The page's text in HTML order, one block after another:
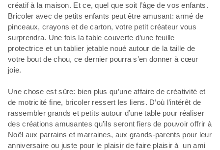
créatif à la maison. Et ce, quel que soit l’âge de vos enfants.
Bricoler avec de petits enfants peut être amusant: armé de
pinceaux, crayons et de carton, votre petit créateur vous
surprendra. Une fois la table couverte d’une feuille
protectrice et un tablier jetable noué autour de la taille de
votre bout de chou, ce dernier pourra s’en donner à cœur
joie.
Une chose est sûre: bien plus qu’une affaire de créativité et
de motricité fine, bricoler ressert les liens. D’où l’intérêt de
rassembler grands et petits autour d’une table pour réaliser
des créations amusantes qu’ils seront fiers de pouvoir offrir à
Noël aux parrains et marraines, aux grands-parents pour leur
anniversaire ou juste pour le plaisir de faire plaisir à un ami